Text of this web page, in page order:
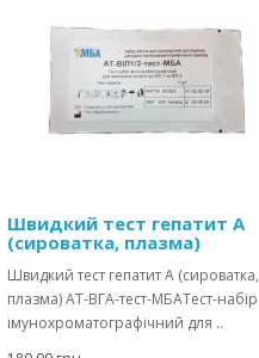
Швидкий тест гепатит А
(сироватка, плазма)
Швидкий тест гепатит А (сироватка,
плазма) АТ-ВГА-тест-МБАТест-набір
імунохроматографічний для ..